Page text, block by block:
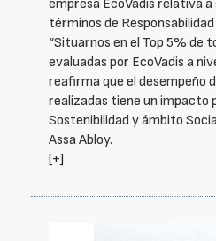
empresa EcoVadis relativa a
términos de
“Situarnos en el Top 5% de
evaluadas por EcoVadis a
reafirma que el desempeño
realizadas tiene un impacto
Sostenibilidad y ámbito
Assa Abloy.
[+]